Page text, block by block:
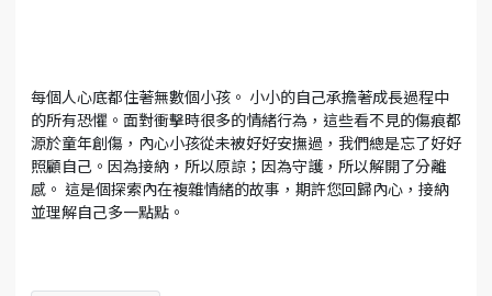
每個人心底都住著無數個小孩。 小小的自己承擔著成長過程中
的所有恐懼。面對衝擊時很多的情緒行為，這些看不見的傷痕都
源於童年創傷，內心小孩從未被好好安撫過，我們總是忘了好好
照顧自己。因為接納，所以原諒；因為守護，所以解開了分離
感。 這是個探索內在複雜情緒的故事，期許您回歸內心，接納
並理解自己多一點點。